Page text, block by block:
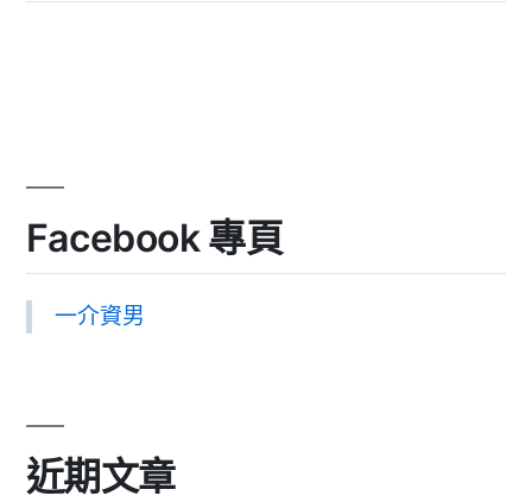
Facebook 專頁
一介資男
近期文章